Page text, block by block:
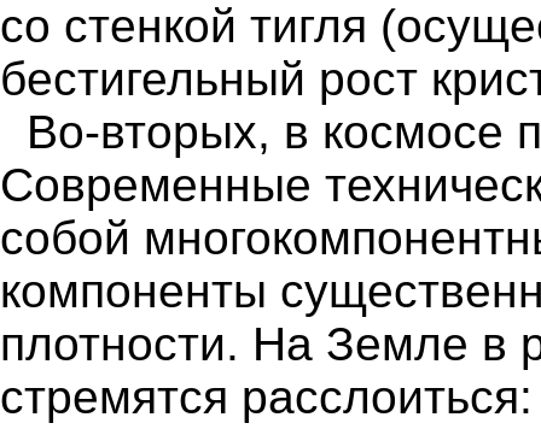
со стенкой тигля
бестигельный рост
Во-вторых, в космосе
Современные
собой
компоненты
плотности. На Земле в
стремятся